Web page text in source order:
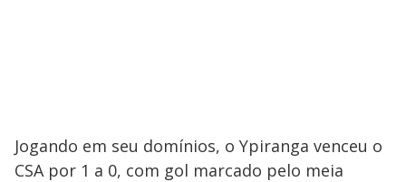
Jogando em seu domínios, o Ypiranga venceu o
CSA por 1 a 0, com gol marcado pelo meia